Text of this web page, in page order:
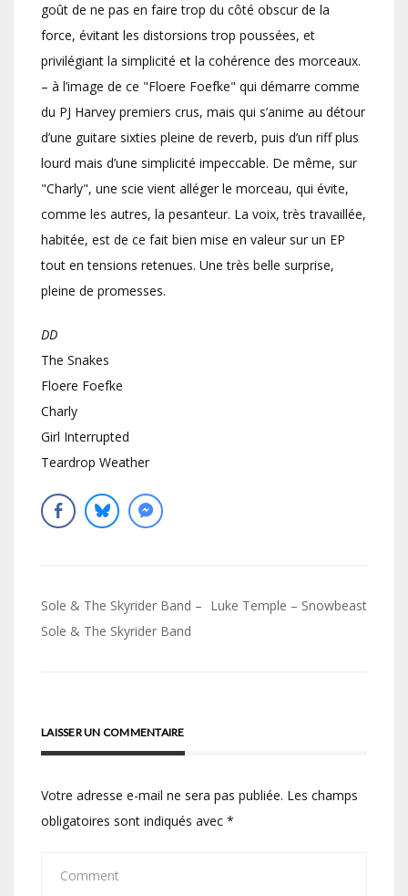
goût de ne pas en faire trop du côté obscur de la
force, évitant les distorsions trop poussées, et
privilégiant la simplicité et la cohérence des morceaux.
– à l’image de ce "Floere Foefke" qui démarre comme
du PJ Harvey premiers crus, mais qui s’anime au détour
d’une guitare sixties pleine de reverb, puis d’un riff plus
lourd mais d’une simplicité impeccable. De même, sur
"Charly", une scie vient alléger le morceau, qui évite,
comme les autres, la pesanteur. La voix, très travaillée,
habitée, est de ce fait bien mise en valeur sur un EP
tout en tensions retenues. Une très belle surprise,
pleine de promesses.
DD
The Snakes
Floere Foefke
Charly
Girl Interrupted
Teardrop Weather
Navigation
de
Sole & The Skyrider Band –
Sole & The Skyrider Band
Luke Temple – Snowbeast
LAISSER UN COMMENTAIRE
Votre adresse e-mail ne sera pas publiée. Les champs
obligatoires sont indiqués avec *